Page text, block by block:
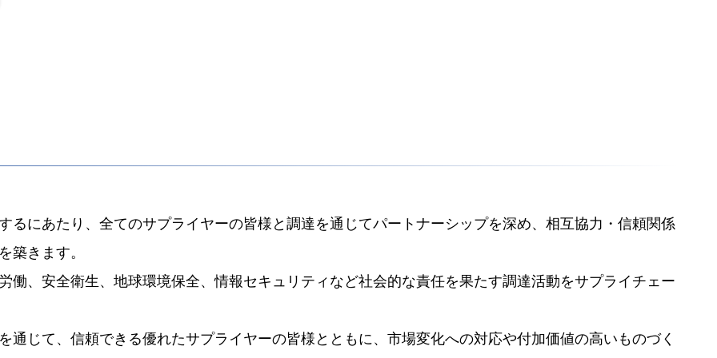
るにあたり、全てのサプライヤーの皆様と調達を通じてパートナーシップを深め、相互協力・信頼関係
築きます。
働、安全衛生、地球環境保全、情報セキュリティなど社会的な責任を果たす調達活動をサプライチェー
通じて、信頼できる優れたサプライヤーの皆様とともに、市場変化への対応や付加価値の高いものづく